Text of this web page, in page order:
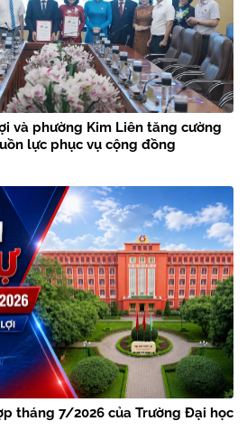
và phường Kim Liên tăng cường
lực phục vụ cộng đồng
tháng 7/2026 của Trường Đại học